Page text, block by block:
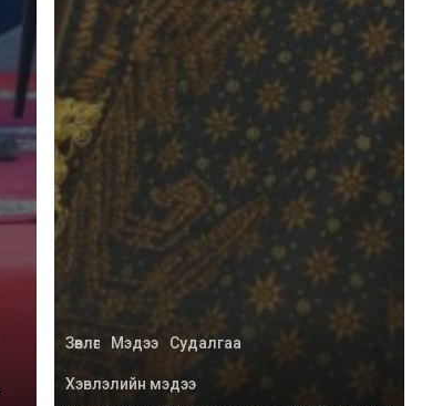
Зөвлөгөө Мэдээ Судалгаа
Хэвлэлийн мэдээ